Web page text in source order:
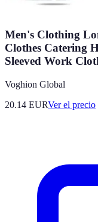
Men's Clothing
Clothes Catering
Sleeved Work
Voghion Global
20.14 EURVer el precio